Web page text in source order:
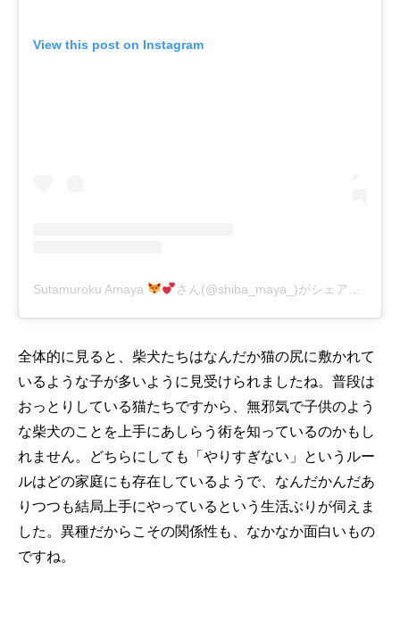
View this post on Instagram
Sutamuroku Amaya さん(@shiba_maya_)がシェアした投稿
全体的に見ると、柴犬たちはなんだか猫の尻に敷かれて
いるような子が多いように見受けられましたね。普段は
おっとりしている猫たちですから、無邪気で子供のよう
な柴犬のことを上手にあしらう術を知っているのかもし
れません。どちらにしても「やりすぎない」というルー
ルはどの家庭にも存在しているようで、なんだかんだあ
りつつも結局上手にやっているという生活ぶりが伺えま
した。異種だからこその関係性も、なかなか面白いもの
ですね。